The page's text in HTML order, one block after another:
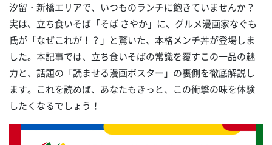
汐留・新橋エリアで、いつものランチに飽きていませんか？
実は、立ち食いそば「そば さやか」に、グルメ漫画家なぐも
氏が「なぜこれが！？」と驚いた、本格メンチ丼が登場しま
した。本記事では、立ち食いそばの常識を覆すこの一品の魅
力と、話題の「読ませる漫画ポスター」の裏側を徹底解説し
ます。これを読めば、あなたもきっと、この衝撃の味を体験
したくなるでしょう！